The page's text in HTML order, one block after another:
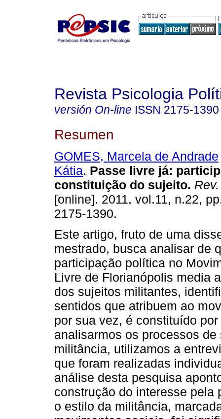
Revista Psicologia
versión On-line ISSN 2175-1390
Resumen
GOMES, Marcela de Andrade
Kátia. Passe livre já:
constituição do sujeito.
[online]. 2011, vol.11, n.22,
2175-1390.
Este artigo, fruto de uma
mestrado, busca analisar de
participação política no
Livre de Florianópolis media
dos sujeitos militantes,
sentidos que atribuem ao
por sua vez, é constituído
analisarmos os processos
militância, utilizamos a
que foram realizadas
análise desta pesquisa
construção do interesse pela
o estilo da militância,